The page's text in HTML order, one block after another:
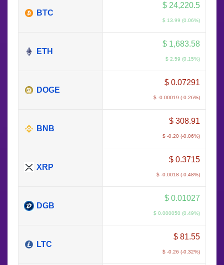
BTC
$24,220.5
$ 13.99 (0.06%)
ETH
$1,683.58
$ 2.59 (0.15%)
DOGE
$0.07291
$ -0.00019 (-0.26%)
BNB
$308.91
$ -0.20 (-0.06%)
XRP
$0.3715
$ -0.0018 (-0.48%)
DGB
$0.01027
$ 0.000050 (0.49%)
LTC
$81.55
$ -0.26 (-0.32%)